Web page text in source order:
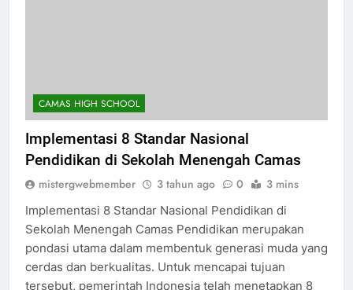
CAMAS HIGH SCHOOL
Implementasi 8 Standar Nasional
Pendidikan di Sekolah Menengah Camas
mistergwebmember 3 tahun ago 0 3 mins
Implementasi 8 Standar Nasional Pendidikan di
Sekolah Menengah Camas Pendidikan merupakan
pondasi utama dalam membentuk generasi muda yang
cerdas dan berkualitas. Untuk mencapai tujuan
tersebut, pemerintah Indonesia telah menetapkan 8